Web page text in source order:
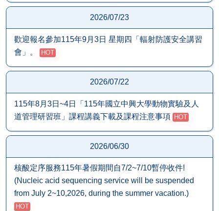
2026/07/23
歡迎報名參加115年9月3日 星期四「輻射防護安全講習
會」。
HOT
2026/07/22
115年8月3日~4日「115年國立中興大學動物實驗及人
道管理研習班」課程講義下載及課程注意事項 HOT
2026/06/30
核酸定序服務115年暑假期間自7/2~7/10暫停收件!
(Nucleic acid sequencing service will be suspended
from July 2~10,2026, during the summer vacation.)
HOT